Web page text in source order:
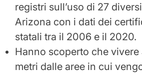
registri sull’uso di 27
Arizona con i dati dei
statali tra il 2006 e il 2020.
Hanno scoperto che
metri dalle aree in cui